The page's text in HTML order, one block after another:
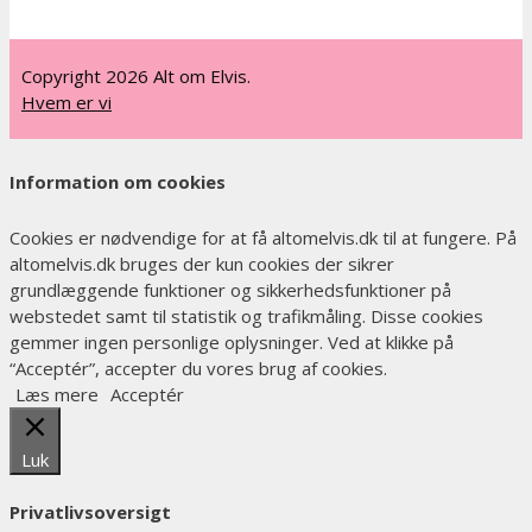
Copyright 2026 Alt om Elvis.
Hvem er vi
Information om cookies
Cookies er nødvendige for at få altomelvis.dk til at fungere. På
altomelvis.dk bruges der kun cookies der sikrer
grundlæggende funktioner og sikkerhedsfunktioner på
webstedet samt til statistik og trafikmåling. Disse cookies
gemmer ingen personlige oplysninger. Ved at klikke på
“Acceptér”, accepter du vores brug af cookies.
Læs mere Acceptér
Luk
Privatlivsoversigt